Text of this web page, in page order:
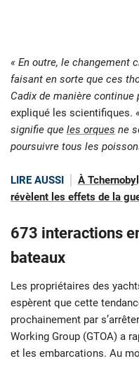
« En outre, le changement
faisant en sorte que ces
Cadix de manière continue
expliqué les scientifiques.
signifie que les orques ne
poursuivre tous les
LIRE AUSSI
À
révèlent les effets de la
673 interactions
bateaux
Les propriétaires des
espèrent que cette
prochainement par
Working Group (GTOA) a
et les embarcations. Au